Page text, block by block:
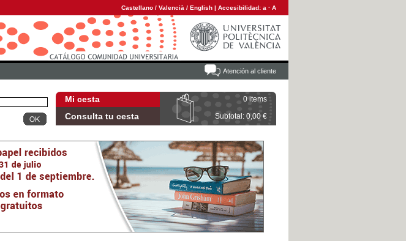
Castellano / Valencià / English | Accesibilidad: a · A
Atención al cliente
Mi cesta 0 items
Consulta tu cesta Subtotal: 0,00 €